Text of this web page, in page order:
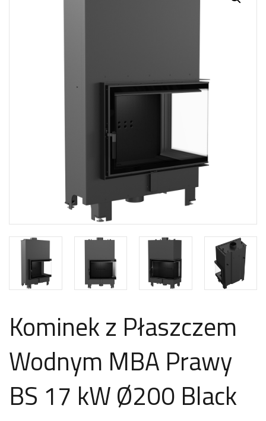
Kominek z Płaszczem
Wodnym MBA Prawy
BS 17 kW Ø200 Black